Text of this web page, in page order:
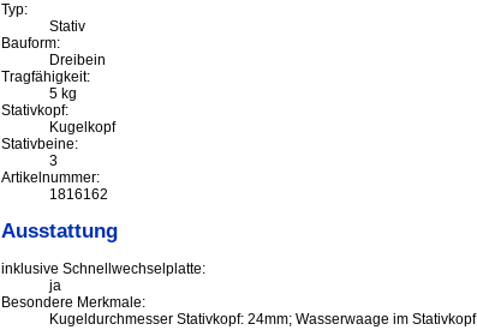
Typ:
Stativ
Bauform:
Dreibein
Tragfähigkeit:
5 kg
Stativkopf:
Kugelkopf
Stativbeine:
3
Artikelnummer:
1816162
Ausstattung
inklusive Schnellwechselplatte:
ja
Besondere Merkmale:
Kugeldurchmesser Stativkopf: 24mm; Wasserwaage im Stativkopf